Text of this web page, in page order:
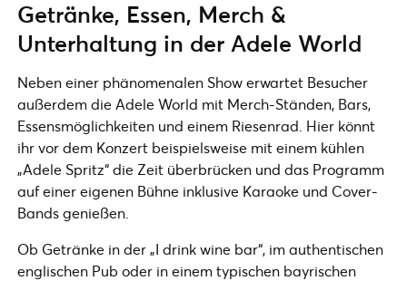
Getränke, Essen, Merch &
Unterhaltung in der Adele World
Neben einer phänomenalen Show erwartet Besucher
außerdem die Adele World mit Merch-Ständen, Bars,
Essensmöglichkeiten und einem Riesenrad. Hier könnt
ihr vor dem Konzert beispielsweise mit einem kühlen
„Adele Spritz“ die Zeit überbrücken und das Programm
auf einer eigenen Bühne inklusive Karaoke und Cover-
Bands genießen.
Ob Getränke in der „I drink wine bar“, im authentischen
englischen Pub oder in einem typischen bayrischen